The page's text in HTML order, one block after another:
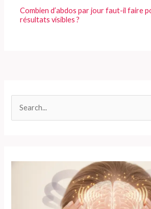
Combien d’abdos par jour faut-il faire
résultats visibles ?
e